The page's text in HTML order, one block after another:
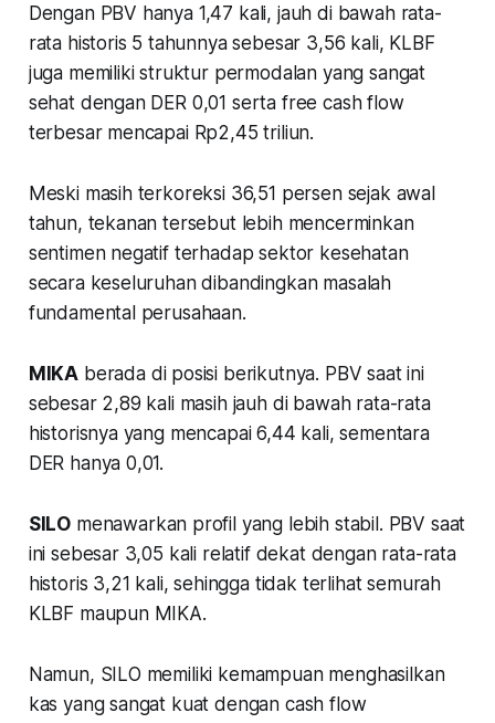
Dengan PBV hanya 1,47 kali, jauh di bawah rata-
rata historis 5 tahunnya sebesar 3,56 kali, KLBF
juga memiliki struktur permodalan yang sangat
sehat dengan DER 0,01 serta free cash flow
terbesar mencapai Rp2,45 triliun.
Meski masih terkoreksi 36,51 persen sejak awal
tahun, tekanan tersebut lebih mencerminkan
sentimen negatif terhadap sektor kesehatan
secara keseluruhan dibandingkan masalah
fundamental perusahaan.
MIKA berada di posisi berikutnya. PBV saat ini
sebesar 2,89 kali masih jauh di bawah rata-rata
historisnya yang mencapai 6,44 kali, sementara
DER hanya 0,01.
SILO menawarkan profil yang lebih stabil. PBV saat
ini sebesar 3,05 kali relatif dekat dengan rata-rata
historis 3,21 kali, sehingga tidak terlihat semurah
KLBF maupun MIKA.
Namun, SILO memiliki kemampuan menghasilkan
kas yang sangat kuat dengan cash flow